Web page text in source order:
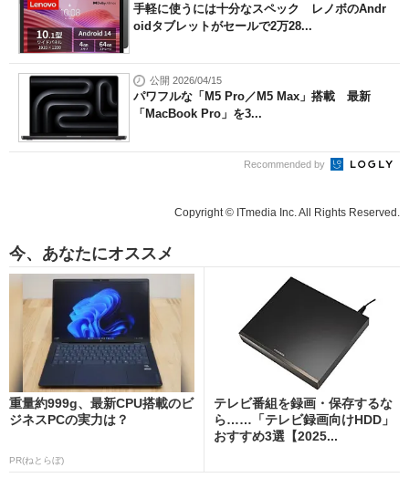
手軽に使うには十分なスペック レノボのAndr
oidタブレットがセールで2万28...
公開 2026/04/15
パワフルな「M5 Pro／M5 Max」搭載 最新
「MacBook Pro」を3...
Recommended by
Copyright © ITmedia Inc. All Rights Reserved.
今、あなたにオススメ
重量約999g、最新CPU搭載のビ
ジネスPCの実力は？
PR(ねとらぼ)
テレビ番組を録画・保存するな
ら……「テレビ録画向けHDD」
おすすめ3選【2025...